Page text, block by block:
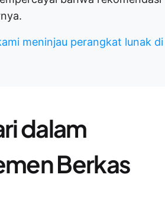
meninjau perangkat lunak di
dalam
Berkas